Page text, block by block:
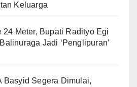
Keluarga
24 Meter, Bupati Radityo Egi
Jadi ‘Penglipuran’
Basyid Segera Dimulai,